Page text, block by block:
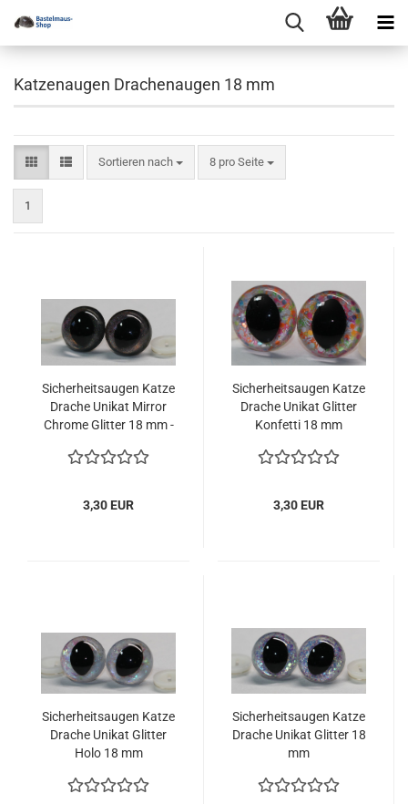
Katzenaugen Drachenaugen 18 mm
Sortieren nach
Sortieren nach 8 pro Seite
pro Seite
1
Sicherheitsaugen Katze
Drache Unikat Mirror
Chrome Glitter 18 mm -
3,30 EUR
Sicherheitsaugen Katze
Drache Unikat Glitter
Konfetti 18 mm
3,30 EUR
Sicherheitsaugen Katze
Drache Unikat Glitter
Holo 18 mm
Sicherheitsaugen Katze
Drache Unikat Glitter 18
mm